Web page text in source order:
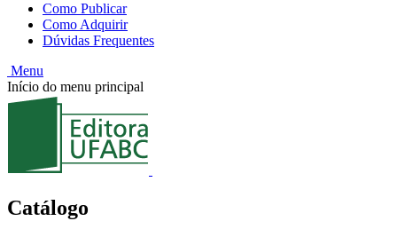
Como Publicar
Como Adquirir
Dúvidas Frequentes
Menu
Início do menu principal
Catálogo